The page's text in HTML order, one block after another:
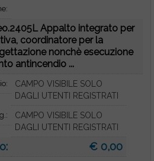
Appalto integrato per
coordinatore per la
nonchè esecuzione
antincendio ...
CAMPO VISIBILE SOLO
DAGLI UTENTI REGISTRATI
CAMPO VISIBILE SOLO
DAGLI UTENTI REGISTRATI
€ 0,00